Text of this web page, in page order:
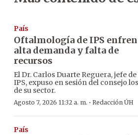
País
Oftalmología de IPS
alta demanda y falta de
recursos
El Dr. Carlos Duarte Reguera, jefe
IPS, expuso en sesión del consejo
de su sector.
Agosto 7, 2026 11:32 a. m. · Redacción ÚH
País